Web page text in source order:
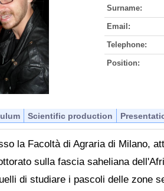
Surname:
Email:
Telephone:
Position:
Scientific production
la Facoltà di Agraria di Milano,
sulla fascia saheliana
di studiare i pascoli delle zone